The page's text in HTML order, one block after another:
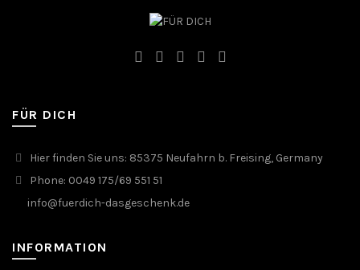
FÜR DICH
Hier finden Sie uns: 85375 Neufahrn b. Freising, Germany
Phone: 0049 175/69 551 51
info@fuerdich-dasgeschenk.de
INFORMATION